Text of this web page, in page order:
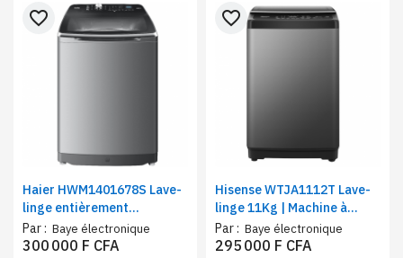
Haier HWM1401678S Lave-
linge entièrement
automatique | Commande
arrière, Filtre bionique |
Par : Baye électronique
favorite_border
300 000 F CFA
Hisense WTJA1112T Lave-
linge 11Kg | Machine à
charge supérieure |
Nettoyage à bulles | 10
Par : Baye électronique
favorite_border
295 000 F CFA